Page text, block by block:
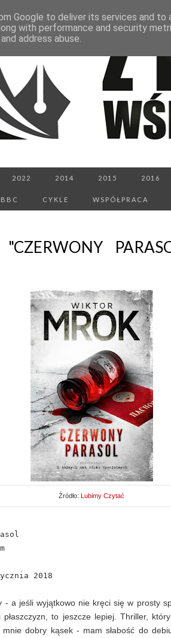
2022 2014 2015 2016
CYKLE WSPÓŁPRACA
"CZERWONY
Źródło: Lubimy Czytać
2018
- a jeśli wyjątkowo nie kręci się w prosty
to jeszcze lepiej. Thriller,
dobry kąsek - mam słabość do
Google to deliver its services and to
with performance and security
address abuse.